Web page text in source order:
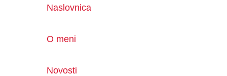
Naslovnica
O meni
Novosti